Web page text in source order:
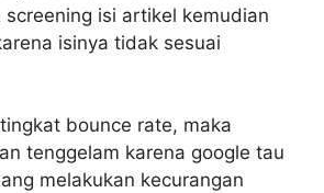
isi artikel kemudian
isinya tidak sesuai
bounce rate, maka
tenggelam karena google tau
melakukan kecurangan